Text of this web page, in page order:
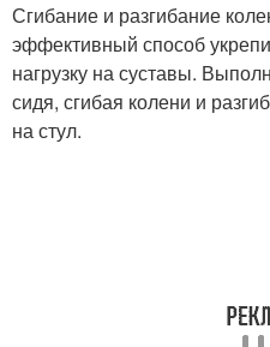
Сгибание и разгибание
эффективный способ
нагрузку на суставы.
сидя, сгибая колени и
на стул.